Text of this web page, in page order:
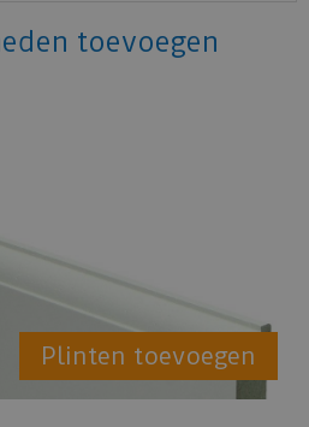
toevoegen
Plinten toevoegen